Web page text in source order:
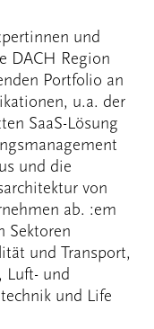
und
DACH Region
Portfolio an
u.a. der
SaaS-Lösung
und die
von
ab. :em
Sektoren
und Transport,
Luft- und
und Life